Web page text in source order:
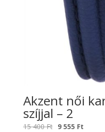
Akzent női
szíjjal – 2
15 400Ft Original
9 555 Ft